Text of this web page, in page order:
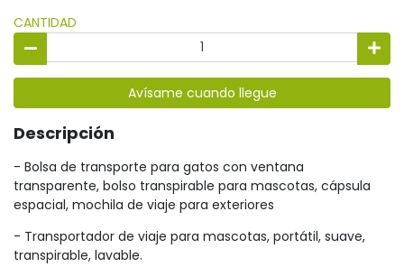
CANTIDAD
Avísame cuando llegue
Descripción
- Bolsa de transporte para gatos con ventana
transparente, bolso transpirable para mascotas, cápsula
espacial, mochila de viaje para exteriores
- Transportador de viaje para mascotas, portátil, suave,
transpirable, lavable.